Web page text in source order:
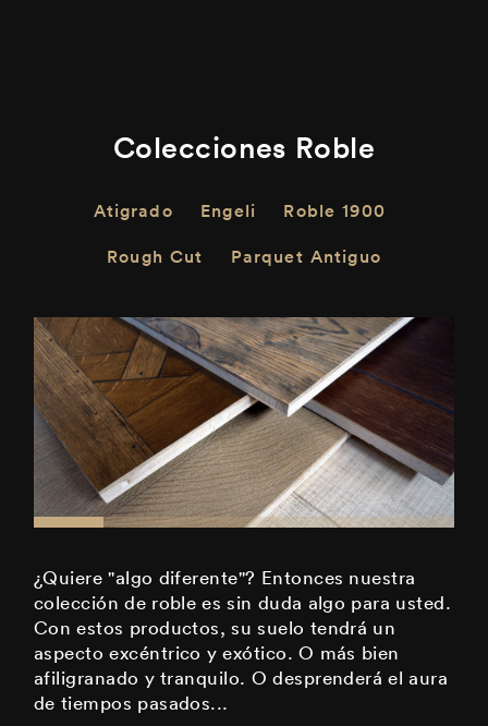
Colecciones Roble
Atigrado Engeli
Roble 1900
Rough Cut
Parquet Antiguo
¿Quiere "algo diferente"? Entonces nuestra
colección de roble es sin duda algo para usted.
Con estos productos, su suelo tendrá un
aspecto excéntrico y exótico. O más bien
afiligranado y tranquilo. O desprenderá el aura
de tiempos pasados...